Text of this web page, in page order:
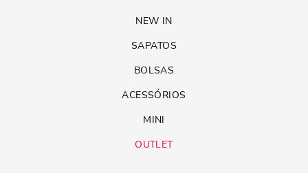
NEW IN
SAPATOS
BOLSAS
ACESSÓRIOS
MINI
OUTLET